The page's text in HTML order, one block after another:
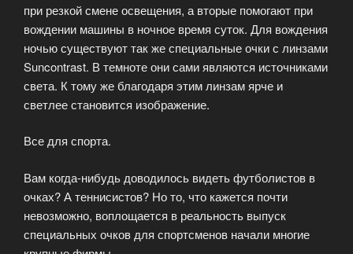
при резкой смене освещения, а вторые помогают при
вождении машины в ночное время суток. Для вождения
ночью существуют так же специальные очки с линзами
Suncontrast. В темноте они сами являются источниками
света. К тому же благодаря этим линзам ярче и
светлее становится изображение.
Все для спорта.
Вам когда-нибудь доводилось видеть футболистов в
очках? А теннисистов? Но то, что кажется почти
невозможно, воплощается в реальность выпуск
специальных очков для спортсменов начали многие